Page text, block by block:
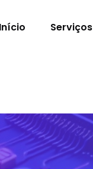
Início Serviços